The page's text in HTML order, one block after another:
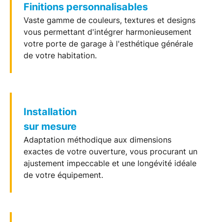
Finitions personnalisables
Vaste gamme de couleurs, textures et designs
vous permettant d'intégrer harmonieusement
votre porte de garage à l'esthétique générale
de votre habitation.
Installation
sur mesure
Adaptation méthodique aux dimensions
exactes de votre ouverture, vous procurant un
ajustement impeccable et une longévité idéale
de votre équipement.